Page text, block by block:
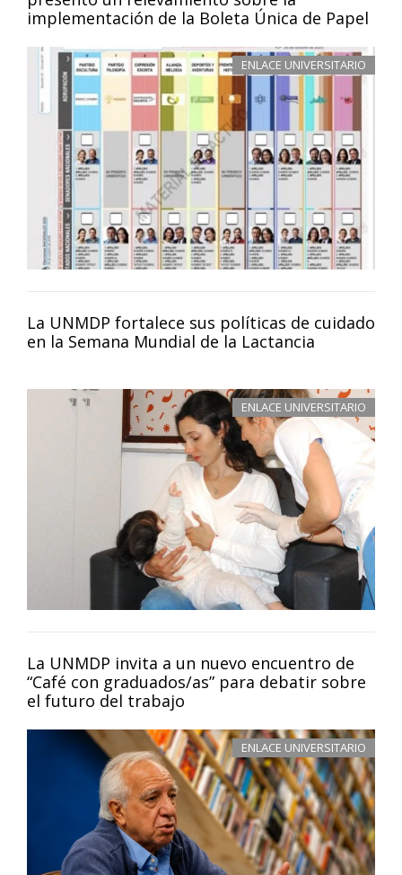
implementación de la Boleta Única de Papel
ENLACE UNIVERSITARIO
La UNMDP fortalece sus políticas de cuidado
en la Semana Mundial de la Lactancia
ENLACE UNIVERSITARIO
La UNMDP invita a un nuevo encuentro de
“Café con graduados/as” para debatir sobre
el futuro del trabajo
ENLACE UNIVERSITARIO